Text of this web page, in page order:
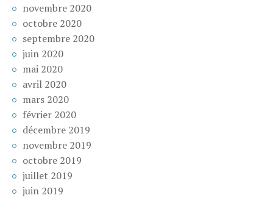
novembre 2020
octobre 2020
septembre 2020
juin 2020
mai 2020
avril 2020
mars 2020
février 2020
décembre 2019
novembre 2019
octobre 2019
juillet 2019
juin 2019